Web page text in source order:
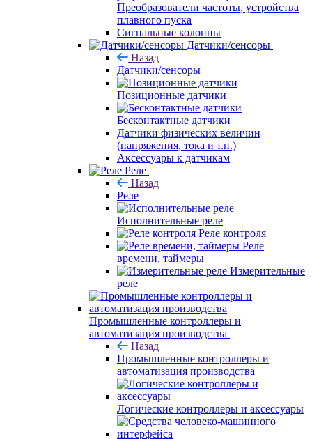
Преобразователи частоты, устройства
плавного пуска
Сигнальные колонны
Датчики/сенсоры
Назад
Датчики/сенсоры
Позиционные датчики
Бесконтактные датчики
Датчики физических величин
(напряжения, тока и т.п.)
Аксессуары к датчикам
Реле
Назад
Реле
Исполнительные реле
Реле контроля
Реле
времени, таймеры
Измерительные
реле
Промышленные контроллеры и
автоматизация производства
Назад
Промышленные контроллеры и
автоматизация производства
Логические контроллеры и аксессуары